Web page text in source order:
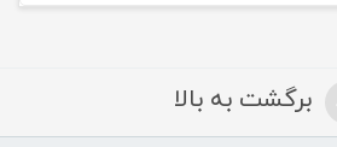
برگشت به بالا